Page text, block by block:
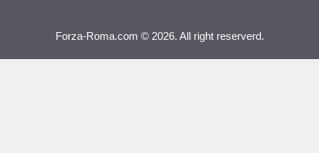
Forza-Roma.com © 2026. All right reserverd.